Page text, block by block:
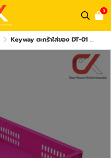
0
Keyway ตะกร้าใส่ของ DT-01 DT-011 ซ้อนกันได้ ใส่A4ได้ ขนาด 32.8 x 24.2 x 6.8 cm